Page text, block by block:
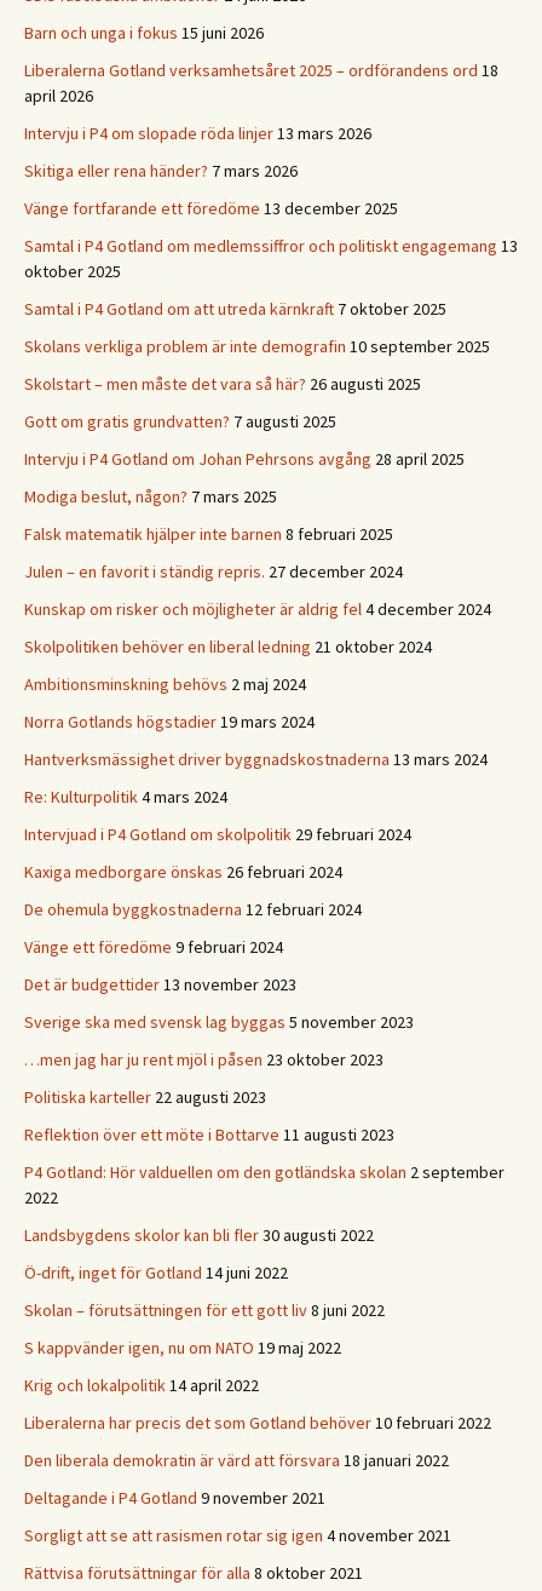
Barn och unga i fokus 15 juni 2026
Liberalerna Gotland verksamhetsåret 2025 – ordförandens ord 18
april 2026
Intervju i P4 om slopade röda linjer13 mars 2026
Skitiga eller rena händer? 7 mars 2026
Vänge fortfarande ett föredöme 13 december 2025
Samtal i P4 Gotland om medlemssiffror och politiskt engagemang 13
oktober 2025
Samtal i P4 Gotland om att utreda kärnkraft 7 oktober 2025
Skolans verkliga problem är inte demografin 10 september 2025
Skolstart – men måste det vara så här? 26 augusti 2025
Gott om gratis grundvatten? 7 augusti 2025
Intervju i P4 Gotland om Johan Pehrsons avgång 28 april 2025
Modiga beslut, någon? 7 mars 2025
Falsk matematik hjälper inte barnen 8 februari 2025
Julen – en favorit i ständig repris. 27 december 2024
Kunskap om risker och möjligheter är aldrig fel4 december 2024
Skolpolitiken behöver en liberal ledning 21 oktober 2024
Ambitionsminskning behövs 2 maj 2024
Norra Gotlands högstadier19 mars 2024
Hantverksmässighet driver byggnadskostnaderna 13 mars 2024
Re: Kulturpolitik4 mars 2024
Intervjuad i P4 Gotland om skolpolitik 29 februari 2024
Kaxiga medborgare önskas 26 februari 2024
De ohemula byggkostnaderna 12 februari 2024
Vänge ett föredöme 9 februari 2024
Det är budgettider13 november 2023
Sverige ska med svensk lag byggas 5 november 2023
…men jag har ju rent mjöl i påsen 23 oktober 2023
Politiska karteller 22 augusti 2023
Reflektion över ett möte i Bottarve 11 augusti 2023
P4 Gotland: Hör valduellen om den gotländska skolan 2 september
2022
Landsbygdens skolor kan bli fler30 augusti 2022
Ö-drift, inget för Gotland 14 juni 2022
Skolan – förutsättningen för ett gott liv8 juni 2022
S kappvänder igen, nu om NATO 19 maj 2022
Krig och lokalpolitik14 april 2022
Liberalerna har precis det som Gotland behöver10 februari 2022
Den liberala demokratin är värd att försvara 18 januari 2022
Deltagande i P4 Gotland 9 november 2021
Sorgligt att se att rasismen rotar sig igen 4 november 2021
Rättvisa förutsättningar för alla 8 oktober 2021